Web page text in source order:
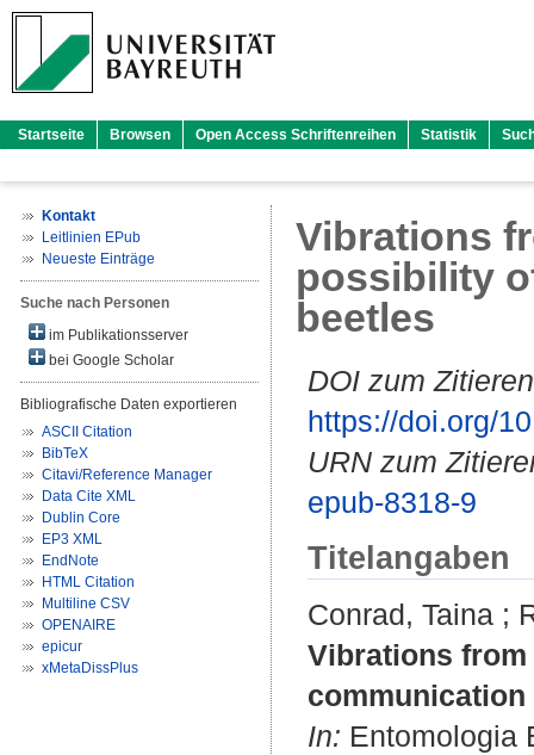
Startseite Browsen Open Access Schriftenreihen Statistik
Kontakt
Leitlinien EPub
Neueste Einträge
Suche nach Personen
im Publikationsserver
bei Google Scholar
Bibliografische Daten exportieren
ASCII Citation
BibTeX
Citavi/Reference Manager
Data Cite XML
Dublin Core
EP3 XML
EndNote
HTML Citation
Multiline CSV
OPENAIRE
epicur
xMetaDissPlus
Vibrations
possibility
beetles
DOI zum
https://doi.org/
URN zum
epub-8318-9
Titelangaben
Conrad, Taina ;
Vibrations
In: Entomologia